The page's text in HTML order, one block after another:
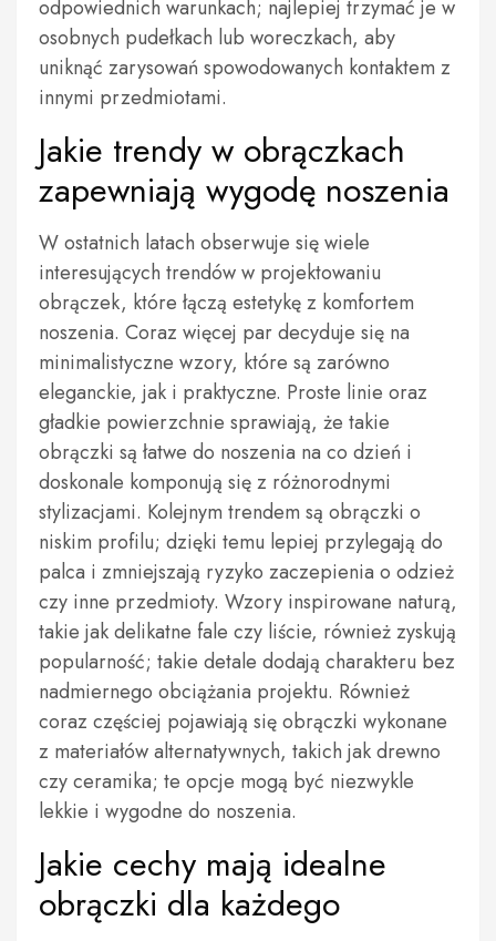
odpowiednich warunkach; najlepiej trzymać je w
osobnych pudełkach lub woreczkach, aby
uniknąć zarysowań spowodowanych kontaktem z
innymi przedmiotami.
Jakie trendy w obrączkach
zapewniają wygodę noszenia
W ostatnich latach obserwuje się wiele
interesujących trendów w projektowaniu
obrączek, które łączą estetykę z komfortem
noszenia. Coraz więcej par decyduje się na
minimalistyczne wzory, które są zarówno
eleganckie, jak i praktyczne. Proste linie oraz
gładkie powierzchnie sprawiają, że takie
obrączki są łatwe do noszenia na co dzień i
doskonale komponują się z różnorodnymi
stylizacjami. Kolejnym trendem są obrączki o
niskim profilu; dzięki temu lepiej przylegają do
palca i zmniejszają ryzyko zaczepienia o odzież
czy inne przedmioty. Wzory inspirowane naturą,
takie jak delikatne fale czy liście, również zyskują
popularność; takie detale dodają charakteru bez
nadmiernego obciążania projektu. Również
coraz częściej pojawiają się obrączki wykonane
z materiałów alternatywnych, takich jak drewno
czy ceramika; te opcje mogą być niezwykle
lekkie i wygodne do noszenia.
Jakie cechy mają idealne
obrączki dla każdego